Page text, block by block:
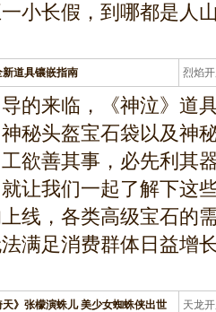
小长假，到哪都是人
道具镶嵌指南 烈焰
龙
的来临，《神泣》道
秘头盔宝石袋以及神
欲善其事，必先利其
让我们一起了解下这
线，各类高级宝石的
满足消费群体日益增
》张檬演蛛儿 美少女蜘蛛侠出世 天龙